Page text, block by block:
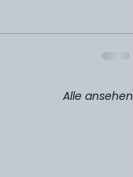
Alle ansehen